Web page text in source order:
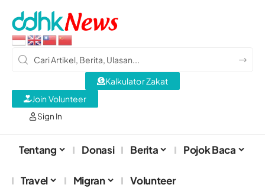
Sign In
Kalkulator Zakat
Join Volunteer
Tentang Donasi Berita Pojok Baca
Travel Migran Volunteer